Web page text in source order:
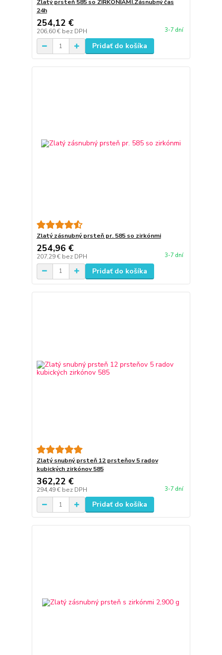
Zlatý prsteň 585 so ZIRKÓNIAMI.Zásnubný čas
24h
254,12 €
206,60 € bez DPH 3-7 dní
Pridať do košíka
Zlatý zásnubný prsteň pr. 585 so zirkónmi
254,96 €
207,29 € bez DPH 3-7 dní
Pridať do košíka
Zlatý snubný prsteň 12 prsteňov 5 radov
kubických zirkónov 585
362,22 €
294,49 € bez DPH 3-7 dní
Pridať do košíka